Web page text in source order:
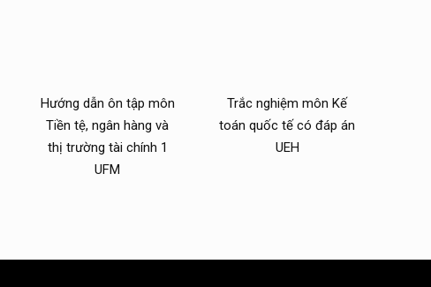
Hướng dẫn ôn tập môn
Tiền tệ, ngân hàng và
thị trường tài chính 1
UFM
Trắc nghiệm môn Kế
toán quốc tế có đáp án
UEH